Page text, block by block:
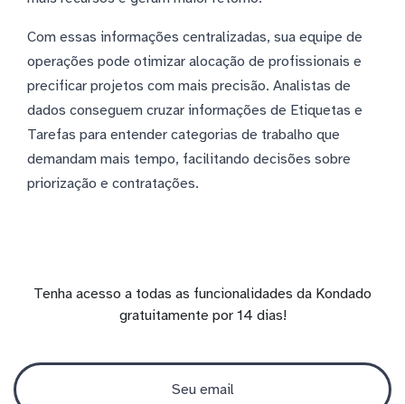
Com essas informações centralizadas, sua equipe de
operações pode otimizar alocação de profissionais e
precificar projetos com mais precisão. Analistas de
dados conseguem cruzar informações de Etiquetas e
Tarefas para entender categorias de trabalho que
demandam mais tempo, facilitando decisões sobre
priorização e contratações.
Tenha acesso a todas as funcionalidades da Kondado
gratuitamente por 14 dias!